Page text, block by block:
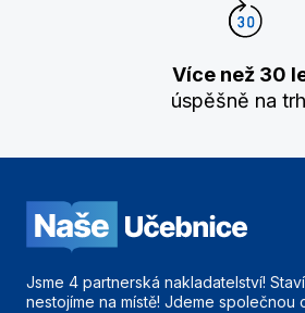
Více než 30
úspěšně na
Jsme 4 partnerská nakladatelství!
nestojíme na místě! Jdeme společnou